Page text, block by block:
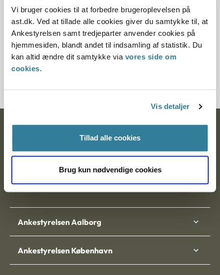
Vi bruger cookies til at forbedre brugeroplevelsen på
ast.dk. Ved at tillade alle cookies giver du samtykke til, at
Ankestyrelsen samt tredjeparter anvender cookies på
hjemmesiden, blandt andet til indsamling af statistik. Du
kan altid ændre dit samtykke via vores side om
cookies.
Vis detaljer
Tillad alle cookies
Brug kun nødvendige cookies
Paragraf
§ 36 § 43
Journalnummer
21234-9321452-94
Postadresse:
Nytorv 7, 2. sal
9000 Aalborg
Ankestyrelsen Aalborg
Ankestyrelsen København